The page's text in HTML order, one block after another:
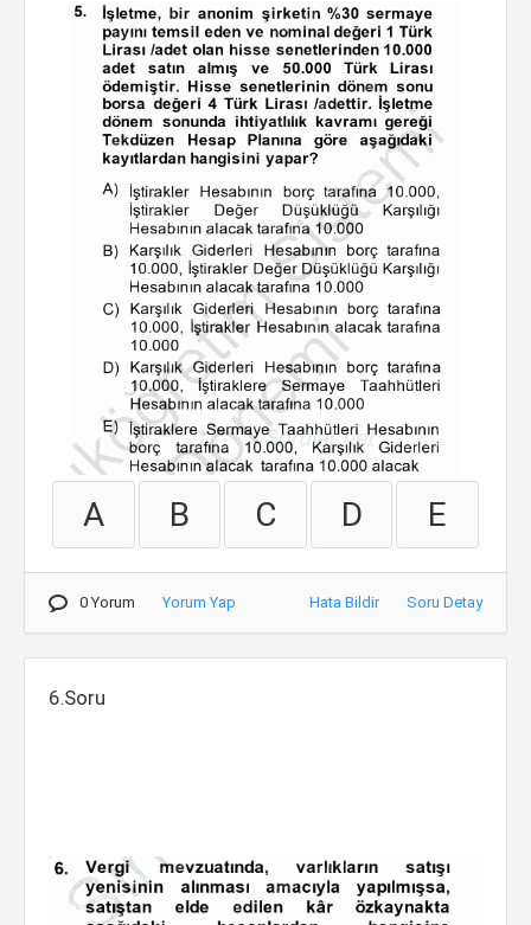
A B C D E
0 Yorum Yorum Yap Hata Bildir Soru Detay
6.Soru